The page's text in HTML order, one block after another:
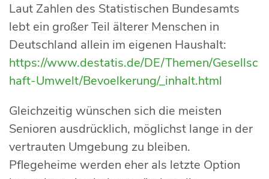
Laut Zahlen des Statistischen Bundesamts
lebt ein großer Teil älterer Menschen in
Deutschland allein im eigenen Haushalt:
https://www.destatis.de/DE/Themen/Gesellsc
haft-Umwelt/Bevoelkerung/_inhalt.html
Gleichzeitig wünschen sich die meisten
Senioren ausdrücklich, möglichst lange in der
vertrauten Umgebung zu bleiben.
Pflegeheime werden eher als letzte Option